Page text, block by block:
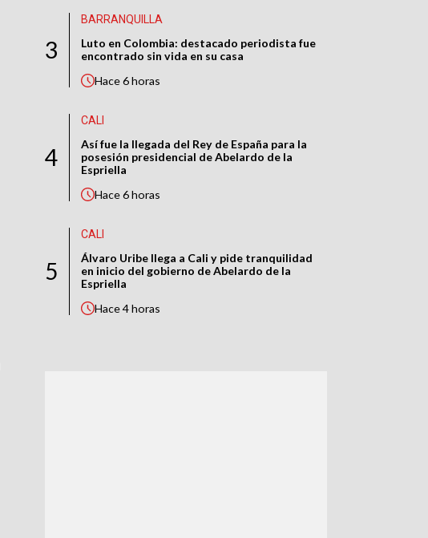
3
BARRANQUILLA
Luto en Colombia: destacado periodista fue
encontrado sin vida en su casa
Hace6 horas
4
CALI
Así fue la llegada del Rey de España para la
posesión presidencial de Abelardo de la
Espriella
Hace6 horas
5
CALI
Álvaro Uribe llega a Cali y pide tranquilidad
en inicio del gobierno de Abelardo de la
Espriella
Hace4 horas